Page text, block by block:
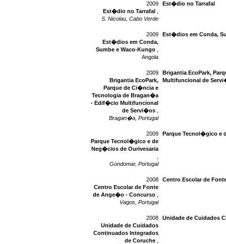
2009
Est�dio no Tarrafal
S. Nicolau, Cabo Verde
Est�dio no Tarrafal
2009
Est�dios em Conda,
Sumbe e Waco-Kungo
Angola
Est�dios em Conda,
2009
Brigantia EcoPark,
Parque de Ci�ncia e
Tecnologia de Bragan�a
- Edif�cio Multifuncional
de Servi�os
Bragan�a, Portugal
Brigantia EcoPark,
Multifuncional de
2009
Parque Tecnol�gico e de
Neg�cios de Ourivesaria
Gondomar, Portugal
Parque Tecnol�gico e
2008
Centro Escolar de Fonte
de Ange�o - Concurso
Vagos, Portugal
Centro Escolar de
2008
Unidade de Cuidados
Continuados Integrados
de Coruche
Unidade de Cuidados